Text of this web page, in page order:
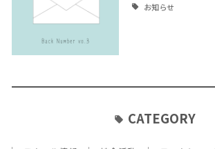
お知らせ
CATEGORY